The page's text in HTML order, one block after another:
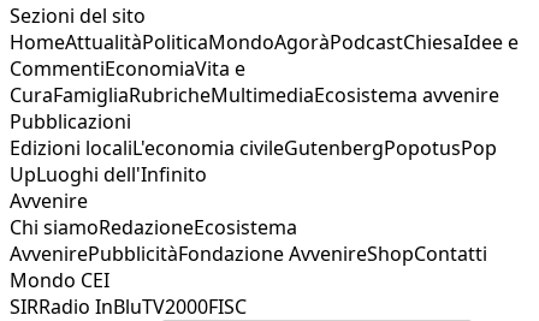
Sezioni del sito
HomeAttualitàPoliticaMondoAgoràPodcastChiesaIdee e
CommentiEconomiaVita e
CuraFamigliaRubricheMultimediaEcosistema avvenire
Pubblicazioni
Edizioni localiL'economia civileGutenbergPopotusPop
UpLuoghi dell'Infinito
Avvenire
Chi siamoRedazioneEcosistema
AvvenirePubblicitàFondazione AvvenireShopContatti
Mondo CEI
SIRRadio InBluTV2000FISC